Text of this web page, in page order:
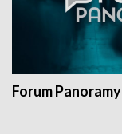
Forum Panoramy